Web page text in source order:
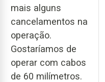
mais alguns
cancelamentos na
operação.
Gostaríamos de
operar com cabos
de 60 milímetros.